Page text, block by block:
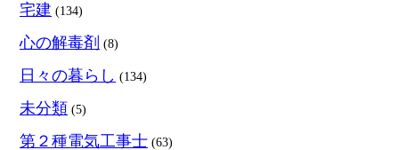
宅建 (134)
心の解毒剤 (8)
日々の暮らし (134)
未分類 (5)
第２種電気工事士 (63)